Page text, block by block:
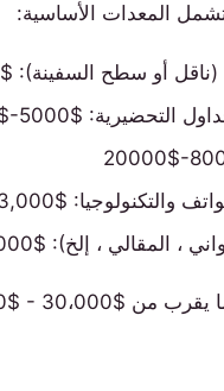
المعدات الأساسية:
أو سطح السفينة): $10،000 - $40،000
$5000-$15000
$3,000-$10,000
المقالي ، إلخ): $2000 - $5000